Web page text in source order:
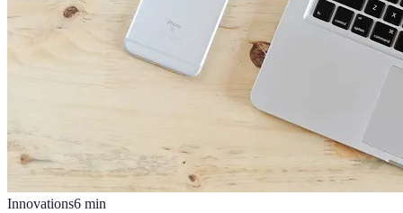
Innovations6 min